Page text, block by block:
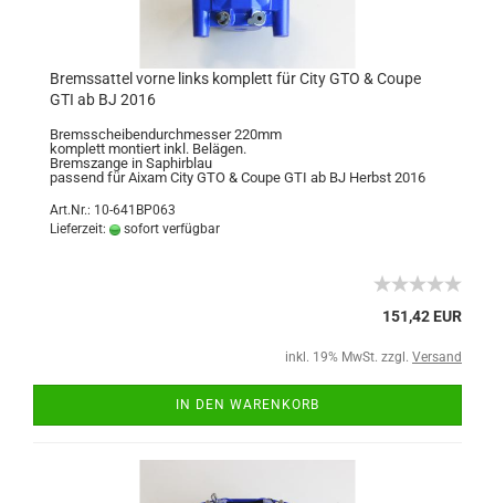
Bremssattel vorne links komplett für City GTO & Coupe
GTI ab BJ 2016
Bremsscheibendurchmesser 220mm
komplett montiert inkl. Belägen.
Bremszange in Saphirblau
passend für Aixam City GTO & Coupe GTI ab BJ Herbst 2016
Art.Nr.: 10-641BP063
Lieferzeit:
sofort verfügbar
151,42 EUR
inkl. 19% MwSt. zzgl. Versand
IN DEN WARENKORB